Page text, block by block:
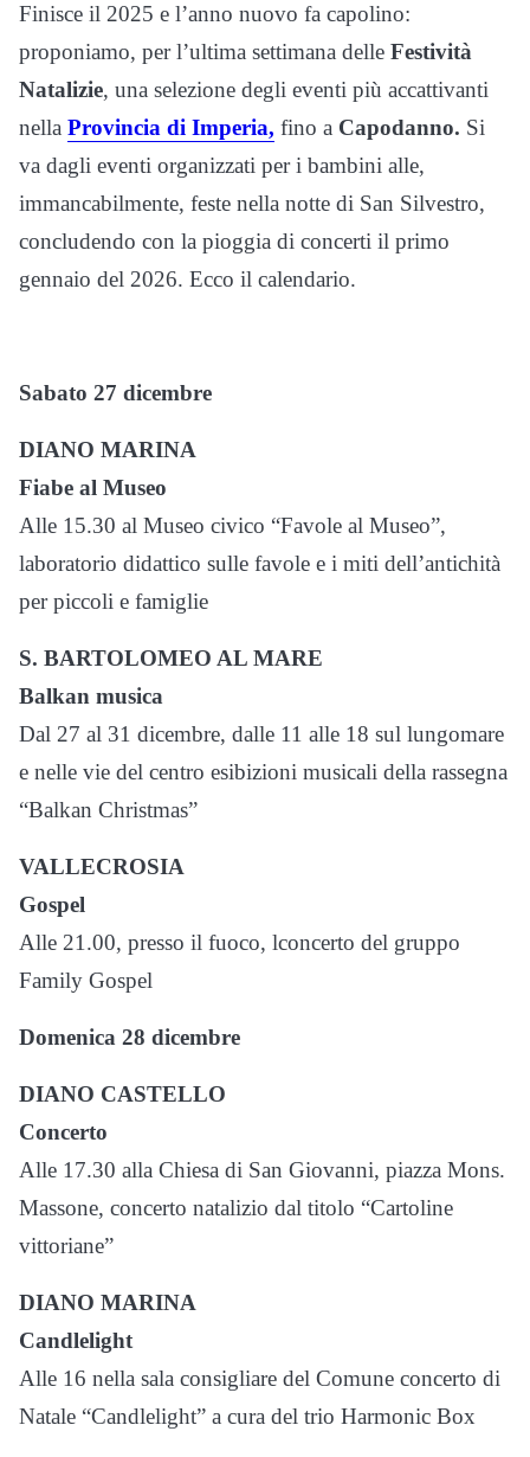
Finisce il 2025 e l’anno nuovo fa capolino:
proponiamo, per l’ultima settimana delle Festività
Natalizie, una selezione degli eventi più accattivanti
nella Provincia di Imperia, fino a Capodanno. Si
va dagli eventi organizzati per i bambini alle,
immancabilmente, feste nella notte di San Silvestro,
concludendo con la pioggia di concerti il primo
gennaio del 2026. Ecco il calendario.
Sabato 27 dicembre
DIANO MARINA
Fiabe al Museo
Alle 15.30 al Museo civico “Favole al Museo”,
laboratorio didattico sulle favole e i miti dell’antichità
per piccoli e famiglie
S. BARTOLOMEO AL MARE
Balkan musica
Dal 27 al 31 dicembre, dalle 11 alle 18 sul lungomare
e nelle vie del centro esibizioni musicali della rassegna
“Balkan Christmas”
VALLECROSIA
Gospel
Alle 21.00, presso il fuoco, lconcerto del gruppo
Family Gospel
Domenica 28 dicembre
DIANO CASTELLO
Concerto
Alle 17.30 alla Chiesa di San Giovanni, piazza Mons.
Massone, concerto natalizio dal titolo “Cartoline
vittoriane”
DIANO MARINA
Candlelight
Alle 16 nella sala consigliare del Comune concerto di
Natale “Candlelight” a cura del trio Harmonic Box